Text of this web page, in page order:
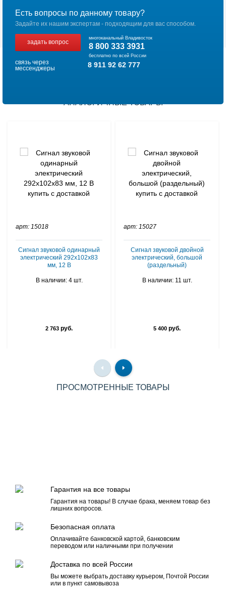
Есть вопросы по данному товару?
Задайте их нашим экспертам - подходящим для вас способом.
задать вопрос
многоканальный Владивосток
8 800 333 3931
бесплатно по всей России
связь через
мессенджеры
8 911 92 62 777
АНАЛОГИЧНЫЕ ТОВАРЫ
арт: 15018
Сигнал звуковой одинарный
электрический 292х102х83
мм, 12 В
В наличии: 4 шт.
2 763 руб.
арт: 15027
Сигнал звуковой двойной
электрический, большой
(раздельный)
В наличии: 11 шт.
5 400 руб.
ПРОСМОТРЕННЫЕ ТОВАРЫ
Гарантия на все товары
Гарантия на товары! В случае брака, меняем товар без
лишних вопросов.
Безопасная оплата
Оплачивайте банковской картой, банковским
переводом или наличными при получении
Доставка по всей России
Вы можете выбрать доставку курьером, Почтой России
или в пункт самовывоза